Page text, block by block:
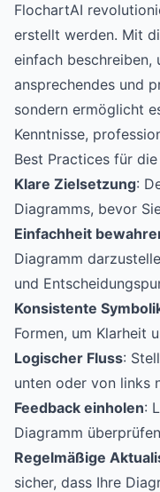
FlochartAI
erstellt werden. Mit
einfach beschreiben,
ansprechendes und
sondern ermöglicht
Kenntnisse,
Best Practices für
Klare Zielsetzung:
Diagramms, bevor
Einfachheit
Diagramm
und
Konsistente
Formen, um Klarheit
Logischer Fluss:
unten oder von links
Feedback einholen:
Diagramm
Regelmäßige
sicher, dass Ihre